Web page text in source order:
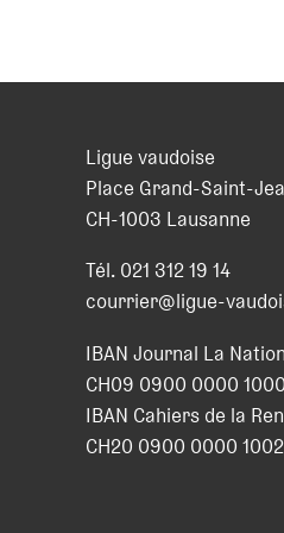
Ligue vaudoise
Place Grand-Saint-
CH-1003 Lausanne
Tél.021 312 19 14
courrier@ligue-
IBAN Journal La
CH09 0900 0000
IBAN Cahiers de la
CH20 0900 0000 1002